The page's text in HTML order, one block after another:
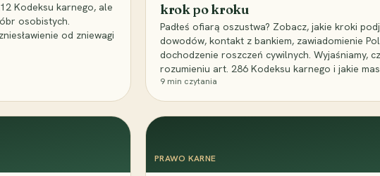
Kodeksu karnego, ale
osobistych.
od zniewagi
krok po kroku
Padłeś ofiarą oszustwa? Zobacz, jakie kroki
dowodów, kontakt z bankiem, zawiadomienie
dochodzenie roszczeń cywilnych. Wyjaśniamy,
rozumieniu art. 286 Kodeksu karnego i jakie
9 min czytania
PRAWO KARNE